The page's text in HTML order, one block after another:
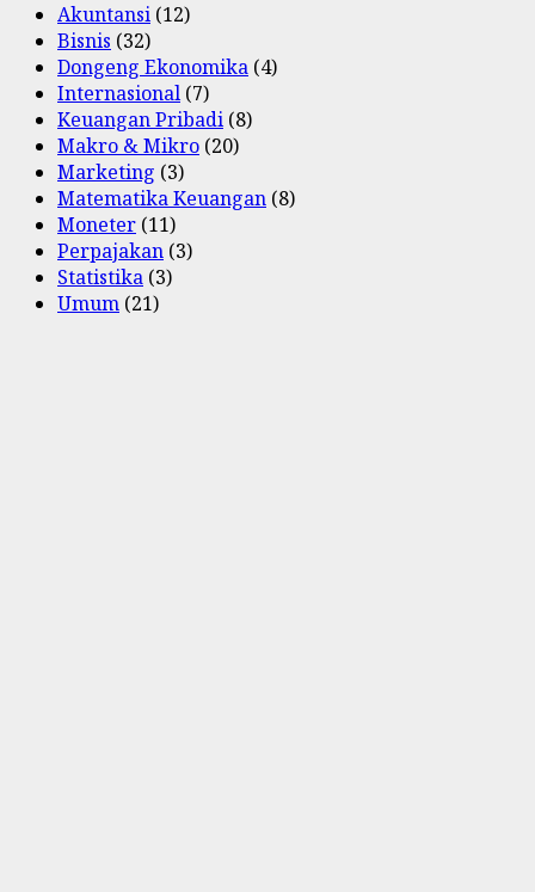
Akuntansi (12)
Bisnis (32)
Dongeng Ekonomika (4)
Internasional (7)
Keuangan Pribadi (8)
Makro & Mikro (20)
Marketing (3)
Matematika Keuangan (8)
Moneter (11)
Perpajakan (3)
Statistika (3)
Umum (21)